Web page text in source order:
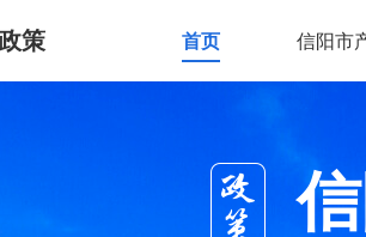
策 首页 信阳市